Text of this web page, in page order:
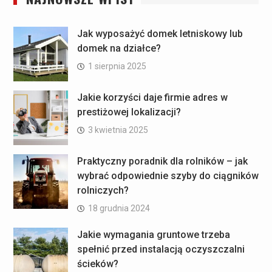
Jak wyposażyć domek letniskowy lub
domek na działce?
1 sierpnia 2025
Jakie korzyści daje firmie adres w
prestiżowej lokalizacji?
3 kwietnia 2025
Praktyczny poradnik dla rolników – jak
wybrać odpowiednie szyby do ciągników
rolniczych?
18 grudnia 2024
Jakie wymagania gruntowe trzeba
spełnić przed instalacją oczyszczalni
ścieków?